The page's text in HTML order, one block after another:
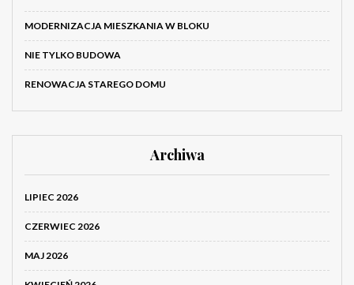
MODERNIZACJA MIESZKANIA W BLOKU
NIE TYLKO BUDOWA
RENOWACJA STAREGO DOMU
Archiwa
LIPIEC 2026
CZERWIEC 2026
MAJ 2026